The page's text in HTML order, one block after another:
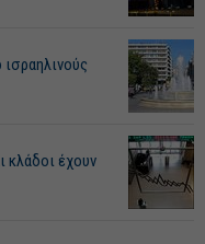
κλάδοι έχουν